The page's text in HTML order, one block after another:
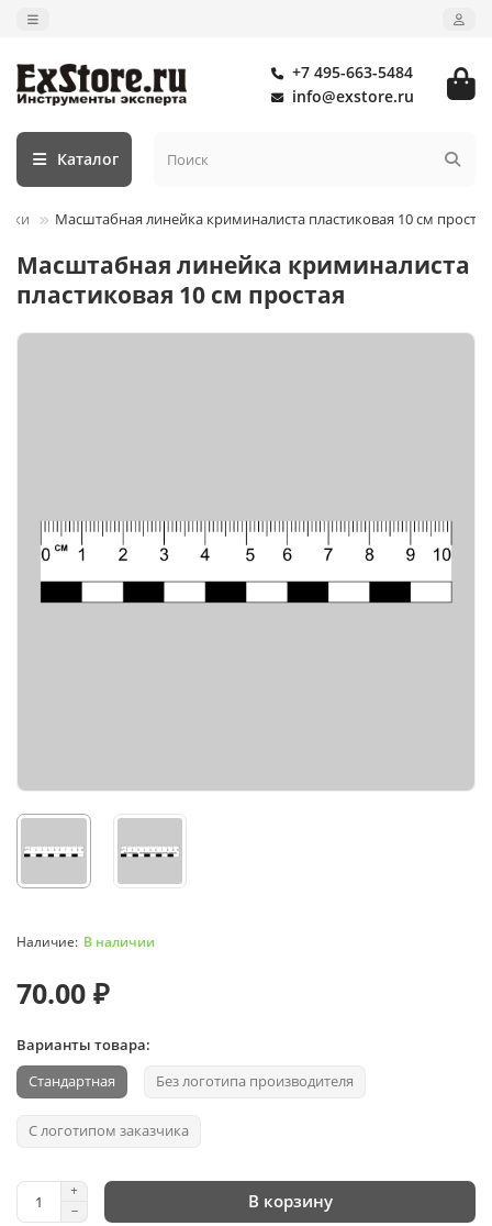
+7 495-663-5484
info@exstore.ru
Каталог
Масштабная линейка криминалиста пластиковая 10 см простая
Масштабная линейка криминалиста
пластиковая 10 см простая
В наличии
70.00 ₽
Варианты товара:
Стандартная Без логотипа производителя
С логотипом заказчика
В корзину